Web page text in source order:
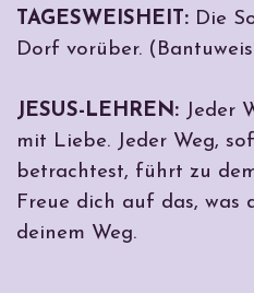
TAGESWEISHEIT: Die
Dorf vorüber.
JESUS-LEHREN: Jeder
mit Liebe. Jeder Weg,
betrachtest, führt zu
Freue dich auf das, was
deinem Weg.